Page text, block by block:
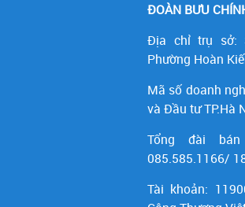
ĐOÀN BƯU
Địa chỉ trụ sở:
Phường Hoàn
Mã số doanh
và Đầu tư TP.Hà
Tổng đài bán
085.585.1166/
Tài khoản: